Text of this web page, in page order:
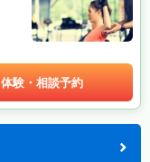
体験・相談予約